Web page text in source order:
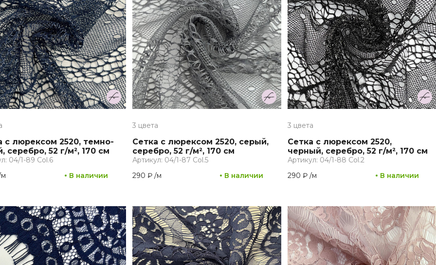
с люрексом 2520, темно-
серебро, 52 г/м², 170 см
04/1-89 Col.6
м В наличии
3 цвета
Сетка с люрексом 2520, серый,
серебро, 52 г/м², 170 см
Артикул: 04/1-87 Col.5
290 ₽ /м В наличии
3 цвета
Сетка с люрексом 2520,
черный, серебро, 52 г/м², 170 см
Артикул: 04/1-88 Col.2
290 ₽/м В наличии